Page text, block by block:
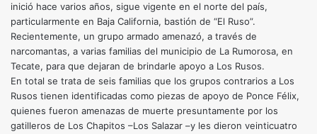
inició hace varios años, sigue vigente en el norte del país,
particularmente en Baja California, bastión de “El Ruso”.
Recientemente, un grupo armado amenazó, a través de
narcomantas, a varias familias del municipio de La Rumorosa, en
Tecate, para que dejaran de brindarle apoyo a Los Rusos.
En total se trata de seis familias que los grupos contrarios a Los
Rusos tienen identificadas como piezas de apoyo de Ponce Félix,
quienes fueron amenazas de muerte presuntamente por los
gatilleros de Los Chapitos –Los Salazar –y les dieron veinticuatro